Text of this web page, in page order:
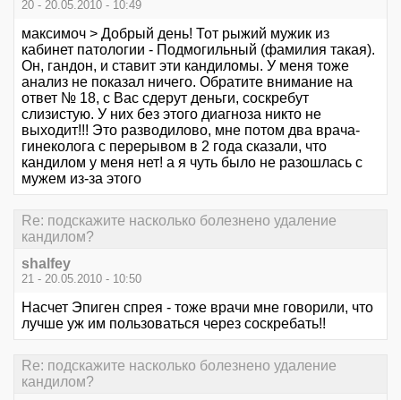
20 - 20.05.2010 - 10:49
максимоч > Добрый день! Тот рыжий мужик из
кабинет патологии - Подмогильный (фамилия такая).
Он, гандон, и ставит эти кандиломы. У меня тоже
анализ не показал ничего. Обратите внимание на
ответ № 18, с Вас сдерут деньги, соскребут
слизистую. У них без этого диагноза никто не
выходит!!! Это разводилово, мне потом два врача-
гинеколога с перерывом в 2 года сказали, что
кандилом у меня нет! а я чуть было не разошлась с
мужем из-за этого
Re: подскажите насколько болезнено удаление
кандилом?
shalfey
21 - 20.05.2010 - 10:50
Насчет Эпиген спрея - тоже врачи мне говорили, что
лучше уж им пользоваться через соскребать!!
Re: подскажите насколько болезнено удаление
кандилом?